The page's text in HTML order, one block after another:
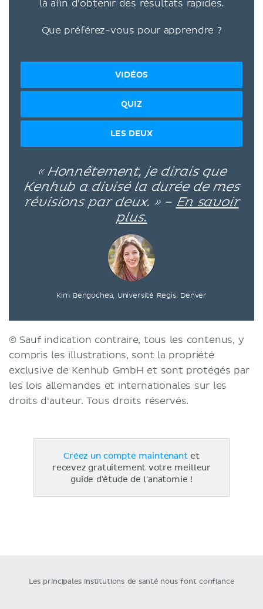
là afin d'obtenir des résultats rapides.
Que préférez-vous pour apprendre ?
VIDÉOS
QUIZ
LES DEUX
« Honnêtement, je dirais que
Kenhub a divisé la durée de mes
révisions par deux. » – En savoir
plus.
Kim Bengochea, Université Regis, Denver
© Sauf indication contraire, tous les contenus, y
compris les illustrations, sont la propriété
exclusive de Kenhub GmbH et sont protégés par
les lois allemandes et internationales sur les
droits d'auteur. Tous droits réservés.
Créez un compte maintenantet
recevez gratuitement votre meilleur
guide d'étude de l'anatomie !
Les principales institutions de santé nous font confiance